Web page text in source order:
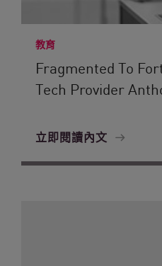
教育
Fragmented To
Tech Provider
立即閱讀內文